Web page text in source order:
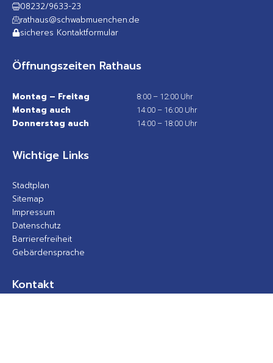
08232/9633-23
rathaus@schwabmuenchen.de
sicheres Kontaktformular
Öffnungszeiten Rathaus
Montag – Freitag 8:00 – 12:00 Uhr
Montag auch 14:00 – 16:00 Uhr
Donnerstag auch 14:00 – 18:00 Uhr
Wichtige Links
Stadtplan
Sitemap
Impressum
Datenschutz
Barrierefreiheit
Gebärdensprache
Kontakt